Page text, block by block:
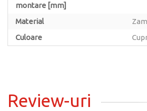
montare [mm]
Material
Culoare
Review-uri